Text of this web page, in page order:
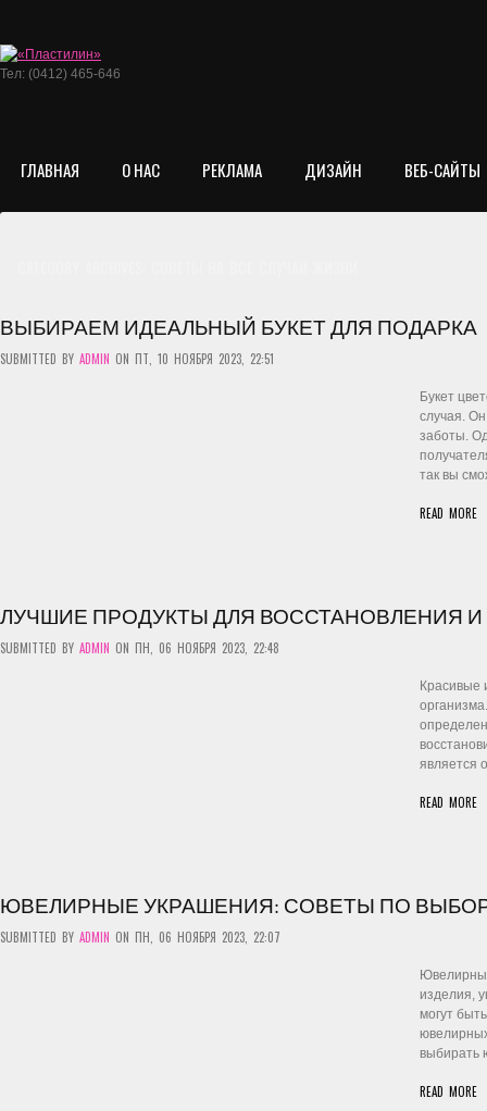
Тел: (0412) 465-646
ГЛАВНАЯ О НАС РЕКЛАМА ДИЗАЙН ВЕБ-САЙТЫ
ВЫБИРАЕМ ИДЕАЛЬНЫЙ БУКЕТ ДЛЯ ПОДАРКА
SUBMITTED BY ADMIN ON ПТ, 10 НОЯБРЯ 2023, 22:51
Букет
случая.
заботы.
так вы
READ MORE
ЛУЧШИЕ ПРОДУКТЫ ДЛЯ ВОССТАНОВЛЕНИЯ
SUBMITTED BY ADMIN ON ПН, 06 НОЯБРЯ 2023, 22:48
Красивые
является
READ MORE
ЮВЕЛИРНЫЕ УКРАШЕНИЯ: СОВЕТЫ ПО
SUBMITTED BY ADMIN ON ПН, 06 НОЯБРЯ 2023, 22:07
изделия,
могут
выбирать
READ MORE